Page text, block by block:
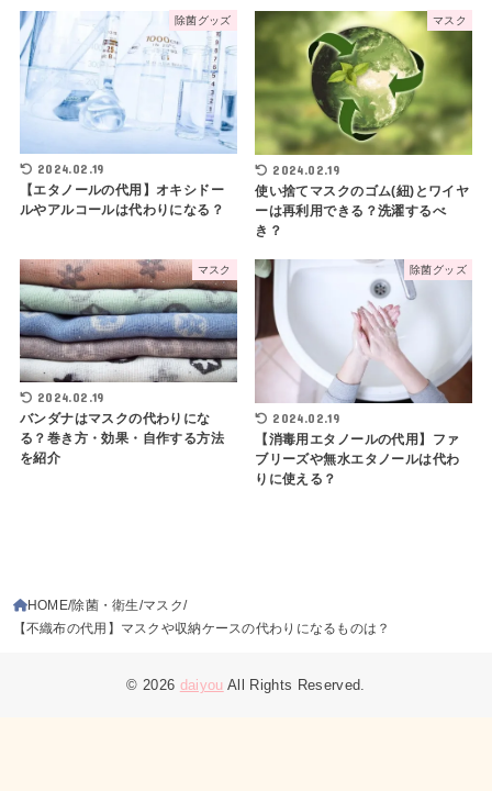
除菌グッズ
2024.02.19
【エタノールの代用】オキシドー
ルやアルコールは代わりになる？
マスク
2024.02.19
使い捨てマスクのゴム(紐)とワイヤ
ーは再利用できる？洗濯するべ
き？
マスク
2024.02.19
バンダナはマスクの代わりにな
る？巻き方・効果・自作する方法
を紹介
除菌グッズ
2024.02.19
【消毒用エタノールの代用】ファ
ブリーズや無水エタノールは代わ
りに使える？
HOME 除菌・衛生 マスク
【不織布の代用】マスクや収納ケースの代わりになるものは？
© 2026 daiyou All Rights Reserved.